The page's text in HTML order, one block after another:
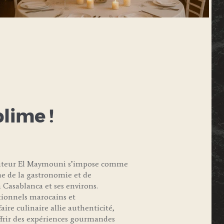
!
El Maymouni s’impose comme
de la gastronomie et de
et ses environs.
marocains et
culinaire allie authenticité,
des expériences gourmandes